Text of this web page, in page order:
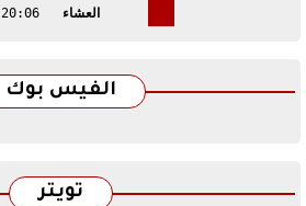
العشاء
20:06
الفيس بوك
تويتر